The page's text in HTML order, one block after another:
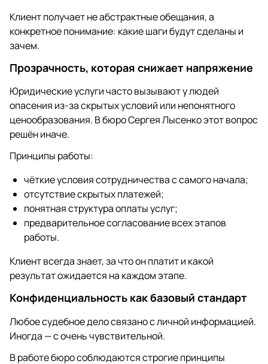
Клиент получает не абстрактные обещания, а
конкретное понимание: какие шаги будут сделаны и
зачем.
Прозрачность, которая снижает напряжение
Юридические услуги часто вызывают у людей
опасения из-за скрытых условий или непонятного
ценообразования. В бюро Сергея Лысенко этот вопрос
решён иначе.
Принципы работы:
чёткие условия сотрудничества с самого начала;
отсутствие скрытых платежей;
понятная структура оплаты услуг;
предварительное согласование всех этапов
работы.
Клиент всегда знает, за что он платит и какой
результат ожидается на каждом этапе.
Конфиденциальность как базовый стандарт
Любое судебное дело связано с личной информацией.
Иногда — с очень чувствительной.
В работе бюро соблюдаются строгие принципы